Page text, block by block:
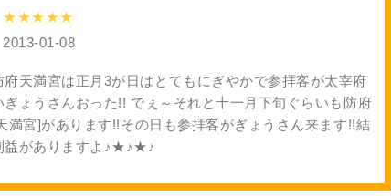
★★★★★
2013-01-08
府天満宮は正月3が日はとてもにぎやかで参拝客が太宰府
ぎょうさんおった!! でぇ～それと十一月下旬ぐらいも防府
満宮]があります!!その日も参拝客がぎょうさん来ます!!結
益がありますよ♪★♪★♪